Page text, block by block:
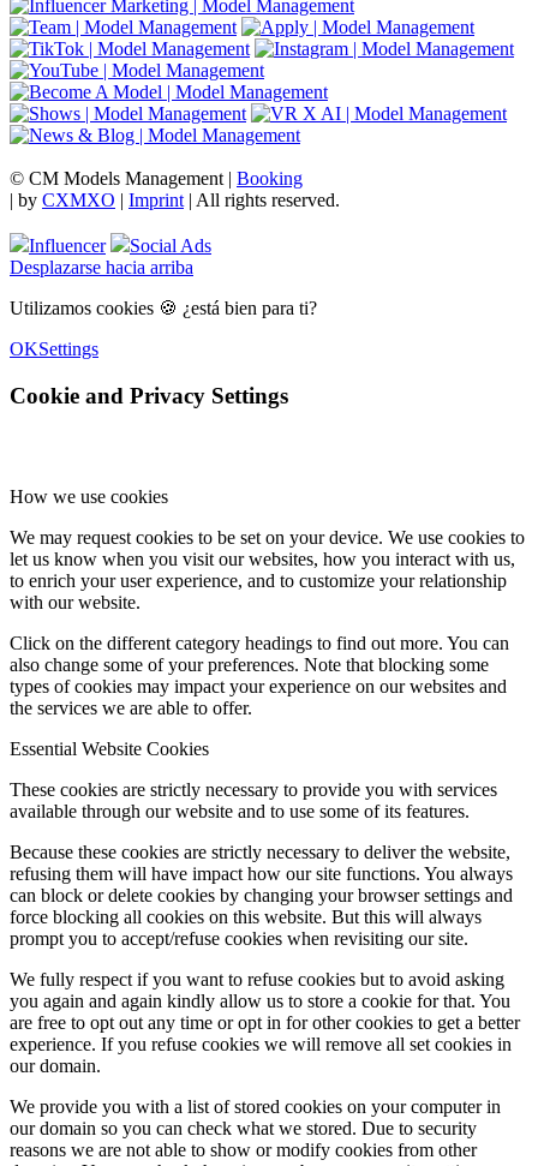
© CM Models Management | Booking
| by CXMXO | Imprint | All rights reserved.
Influencer
Social Ads
Desplazarse hacia arriba
Utilizamos cookies 🍪 ¿está bien para ti?
OKSettings
Cookie and Privacy Settings
How we use cookies
We may request cookies to be set on your device. We use cookies to
let us know when you visit our websites, how you interact with us,
to enrich your user experience, and to customize your relationship
with our website.
Click on the different category headings to find out more. You can
also change some of your preferences. Note that blocking some
types of cookies may impact your experience on our websites and
the services we are able to offer.
Essential Website Cookies
These cookies are strictly necessary to provide you with services
available through our website and to use some of its features.
Because these cookies are strictly necessary to deliver the website,
refusing them will have impact how our site functions. You always
can block or delete cookies by changing your browser settings and
force blocking all cookies on this website. But this will always
prompt you to accept/refuse cookies when revisiting our site.
We fully respect if you want to refuse cookies but to avoid asking
you again and again kindly allow us to store a cookie for that. You
are free to opt out any time or opt in for other cookies to get a better
experience. If you refuse cookies we will remove all set cookies in
our domain.
We provide you with a list of stored cookies on your computer in
our domain so you can check what we stored. Due to security
reasons we are not able to show or modify cookies from other